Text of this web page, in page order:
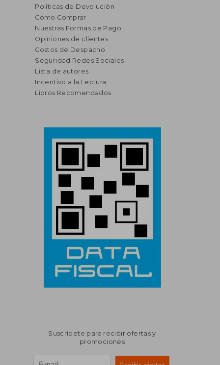
Políticas de Devolución
Cómo Comprar
Nuestras Formas de Pago
Opiniones de clientes
Costos de Despacho
Seguridad Redes Sociales
Lista de autores
Incentivo a la Lectura
Libros Recomendados
Suscríbete para recibir ofertas y
promociones